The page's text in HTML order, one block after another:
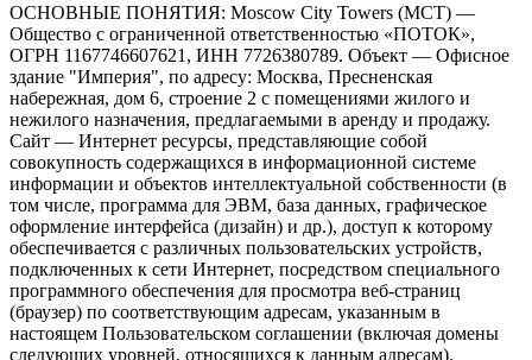
ОСНОВНЫЕ ПОНЯТИЯ: Moscow City Towers (МСТ) —
Общество с ограниченной ответственностью «ПОТОК»,
ОГРН 1167746607621, ИНН 7726380789. Объект — Офисное
здание "Империя", по адресу: Москва, Пресненская
набережная, дом 6, строение 2 с помещениями жилого и
нежилого назначения, предлагаемыми в аренду и продажу.
Сайт — Интернет ресурсы, представляющие собой
совокупность содержащихся в информационной системе
информации и объектов интеллектуальной собственности (в
том числе, программа для ЭВМ, база данных, графическое
оформление интерфейса (дизайн) и др.), доступ к которому
обеспечивается с различных пользовательских устройств,
подключенных к сети Интернет, посредством специального
программного обеспечения для просмотра веб-страниц
(браузер) по соответствующим адресам, указанным в
настоящем Пользовательском соглашении (включая домены
следующих уровней, относящихся к данным адресам).